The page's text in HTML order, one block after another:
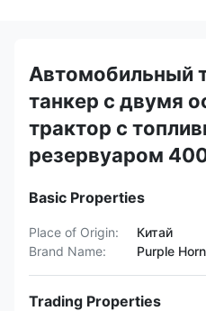
Автомобильный
танкер с двумя
трактор с
резервуаром
Basic Properties
Place of Origin:
Китай
Brand Name:
Purple Horn
Trading Properties